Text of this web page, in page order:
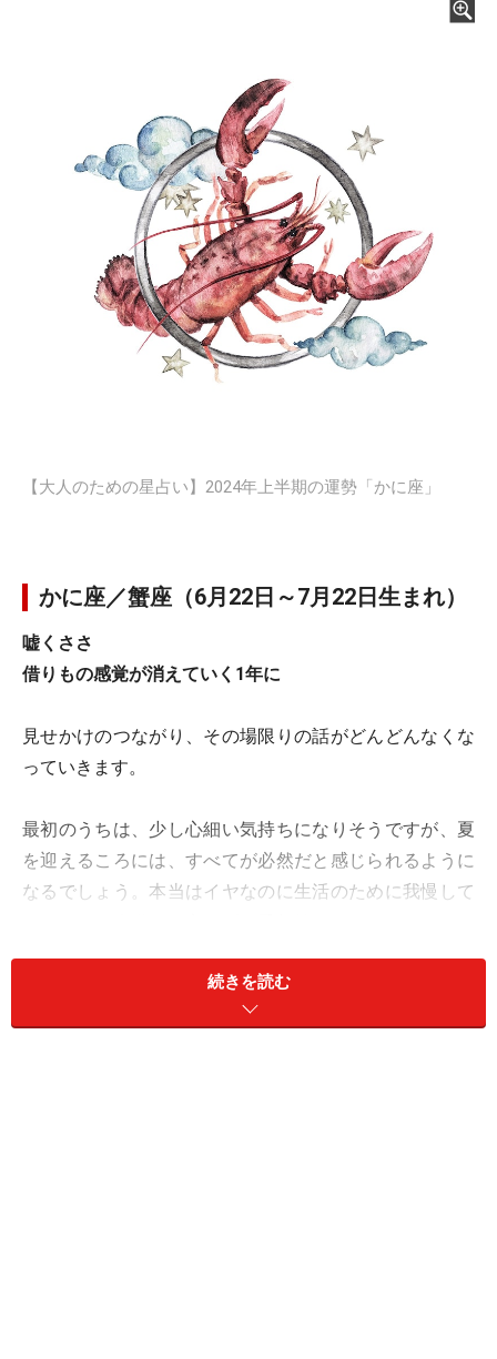
【大人のための星占い】2024年上半期の運勢「かに座」
かに座／蟹座（6月22日～7月22日生まれ）
嘘くささ
借りもの感覚が消えていく1年に
見せかけのつながり、その場限りの話がどんどんなくな
っていきます。
最初のうちは、少し心細い気持ちになりそうですが、夏
を迎えるころには、すべてが必然だと感じられるように
なるでしょう。本当はイヤなのに生活のために我慢して
相手ときれいさっぱり切れていきます。
終活も視野に入れて、シンプル化、ミニマルライフを目
続きを読む